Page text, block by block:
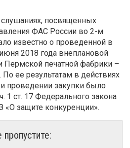
посвященных
ФАС России во 2-м
известно о проведенной в
2018 года внеплановой
Пермской печатной фабрики –
ее результатам в действиях
проведении закупки было
1 ст. 17 Федерального закона
защите конкуренции».
пропустите: